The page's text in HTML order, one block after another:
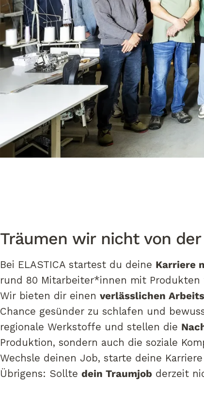
Deine Karriere bei
Startet hier und jetzt
Träumen wir nicht von der
Bei ELASTICA startest du deine Karriere
rund 80 Mitarbeiter*innen mit
Wir bieten dir einen verlässlichen
Chance gesünder zu schlafen und
regionale Werkstoffe und stellen die
Produktion, sondern auch die soziale
Wechsle deinen Job, starte deine
Übrigens: Sollte dein Traumjob derzeit